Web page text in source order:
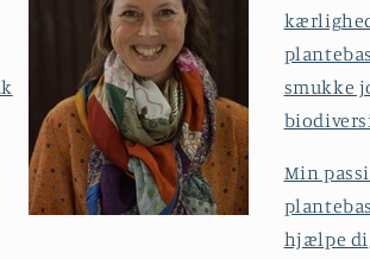
smukke
Min
hjælpe